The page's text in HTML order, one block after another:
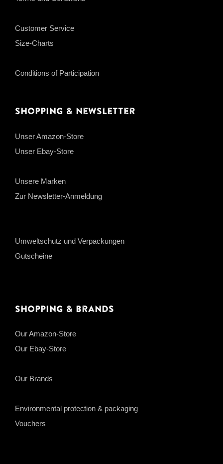
Customer Service
Size-Charts
Conditions of Participation
Shopping & Newsletter
Unser Amazon-Store
Unser Ebay-Store
Unsere Marken
Zur Newsletter-Anmeldung
Umweltschutz und Verpackungen
Gutscheine
Shopping & Brands
Our Amazon-Store
Our Ebay-Store
Our Brands
Environmental protection & packaging
Vouchers